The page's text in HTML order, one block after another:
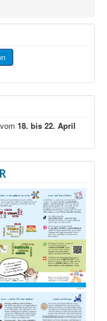
18. bis 22. April